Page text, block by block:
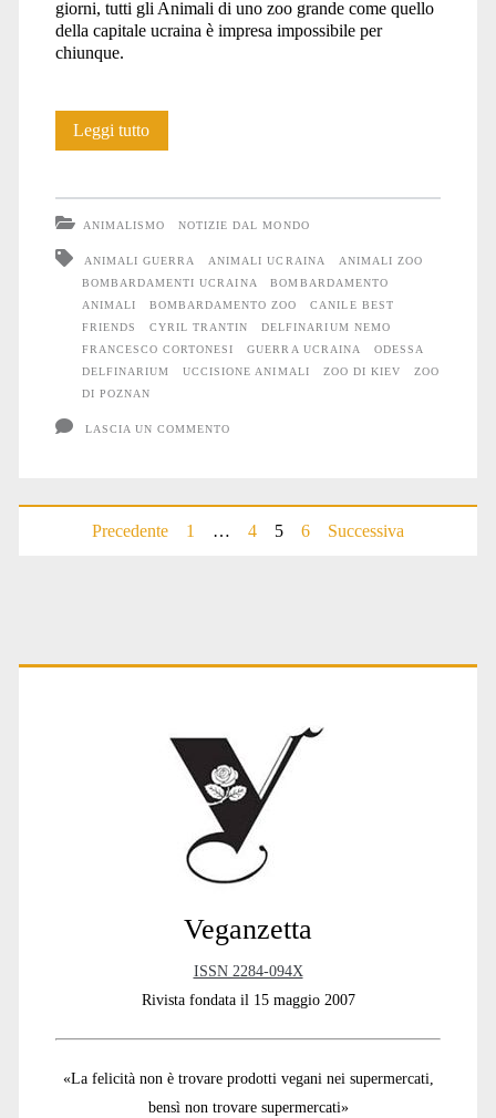
giorni, tutti gli Animali di uno zoo grande come quello
della capitale ucraina è impresa impossibile per
chiunque.
Leggi tuttoAnche
la
guerra
#4
ANIMALISMO NOTIZIE DAL MONDO
ANIMALI GUERRA ANIMALI UCRAINA
ANIMALI ZOO
BOMBARDAMENTI UCRAINA
BOMBARDAMENTO
ANIMALI
BOMBARDAMENTO ZOO
CANILE BEST
FRIENDS
CYRIL TRANTIN
DELFINARIUM NEMO
FRANCESCO CORTONESI
GUERRA UCRAINA
ODESSA
DELFINARIUM
UCCISIONE ANIMALI ZOO DI KIEV
ZOO
DI POZNAN
LASCIA UN COMMENTO
Paginazione
Precedente 1 … 4 5 6 Successiva
Primary
Veganzetta
ISSN 2284-094X
Rivista fondata il 15 maggio 2007
«La felicità non è trovare prodotti vegani nei supermercati,
bensì non trovare supermercati»